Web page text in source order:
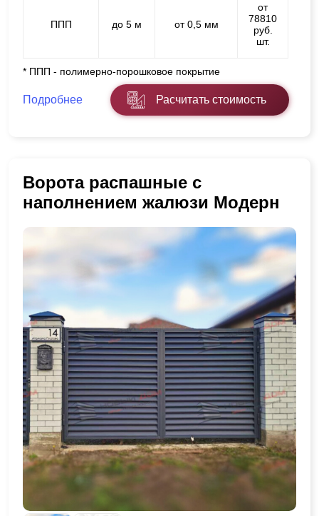
ППП до 5 м от 0,5 мм
от
78810
руб.
шт.
* ППП - полимерно-порошковое покрытие
Подробнее Расчитать стоимость
Ворота распашные с
наполнением жалюзи Модерн